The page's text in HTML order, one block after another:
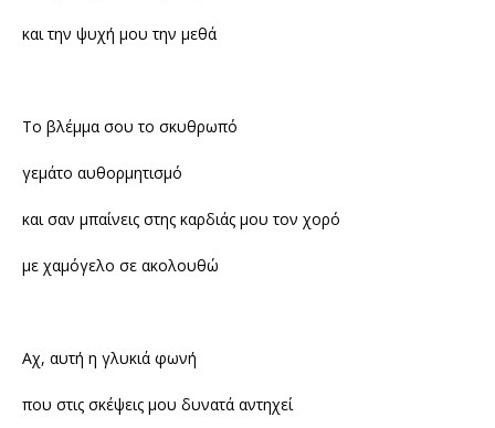
και την ψυχή μου την μεθά
Το βλέμμα σου το σκυθρωπό
γεμάτο αυθορμητισμό
και σαν μπαίνεις στης καρδιάς μου τον χορό
με χαμόγελο σε ακολουθώ
Αχ, αυτή η γλυκιά φωνή
που στις σκέψεις μου δυνατά αντηχεί